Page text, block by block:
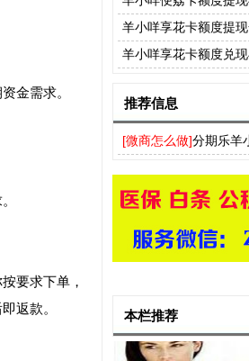
金需求。
要求下单，
返款。
对策略
羊小咩享花卡额度提
巧、避坑指南和市场
羊小咩享花卡额度兑
推荐信息
[微商怎么做]分期乐羊
本栏推荐